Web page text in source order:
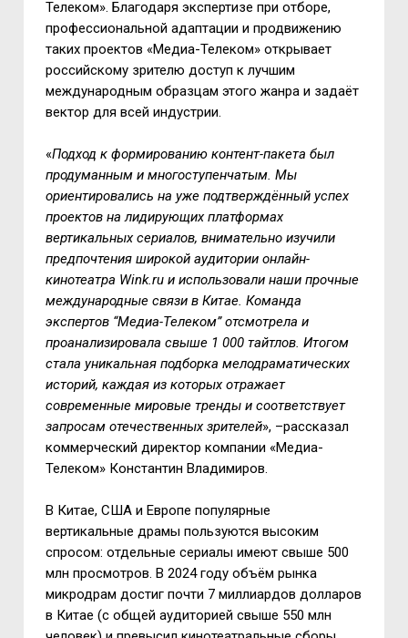
Телеком». Благодаря экспертизе при отборе,
профессиональной адаптации и продвижению
таких проектов «Медиа-Телеком» открывает
российскому зрителю доступ к лучшим
международным образцам этого жанра и задаёт
вектор для всей индустрии.
«Подход к формированию контент-пакета был
продуманным и многоступенчатым. Мы
ориентировались на уже подтверждённый успех
проектов на лидирующих платформах
вертикальных сериалов, внимательно изучили
предпочтения широкой аудитории онлайн-
кинотеатра Wink.ru и использовали наши прочные
международные связи в Китае. Команда
экспертов “Медиа-Телеком” отсмотрела и
проанализировала свыше 1 000 тайтлов. Итогом
стала уникальная подборка мелодраматических
историй, каждая из которых отражает
современные мировые тренды и соответствует
запросам отечественных зрителей», –рассказал
коммерческий директор компании «Медиа-
Телеком» Константин Владимиров.
В Китае, США и Европе популярные
вертикальные драмы пользуются высоким
спросом: отдельные сериалы имеют свыше 500
млн просмотров. В 2024 году объём рынка
микродрам достиг почти 7 миллиардов долларов
в Китае (с общей аудиторией свыше 550 млн